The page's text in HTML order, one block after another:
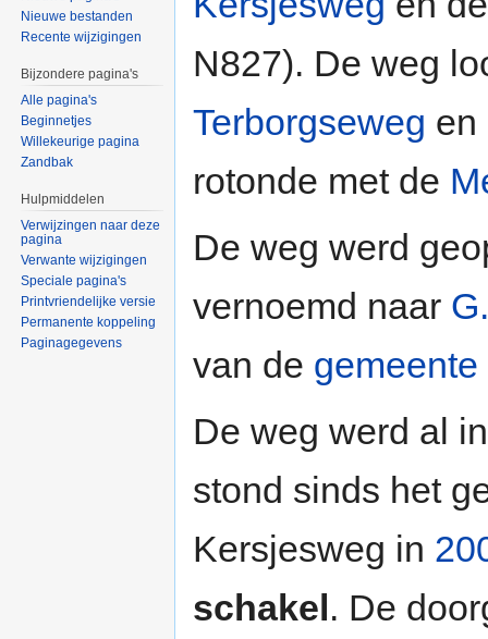
N827). De weg
Terborgseweg en
rotonde met de
De weg werd
vernoemd naar
van de
De weg werd al
stond sinds het
Kersjesweg in
schakel . De
Nieuwe bestanden
Recente wijzigingen
Bijzondere pagina's
Alle pagina's
Beginnetjes
Willekeurige pagina
Zandbak
Hulpmiddelen
Verwijzingen naar deze
pagina
Verwante wijzigingen
Speciale pagina's
Printvriendelijke versie
Permanente koppeling
Paginagegevens